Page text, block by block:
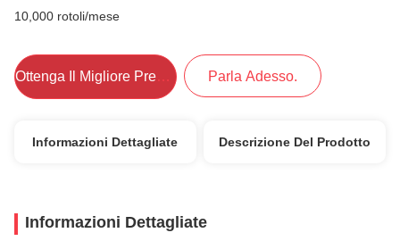
10,000 rotoli/mese
Ottenga Il Migliore Prezzo Parla Adesso.
Informazioni Dettagliate Descrizione Del Prodotto
Informazioni Dettagliate